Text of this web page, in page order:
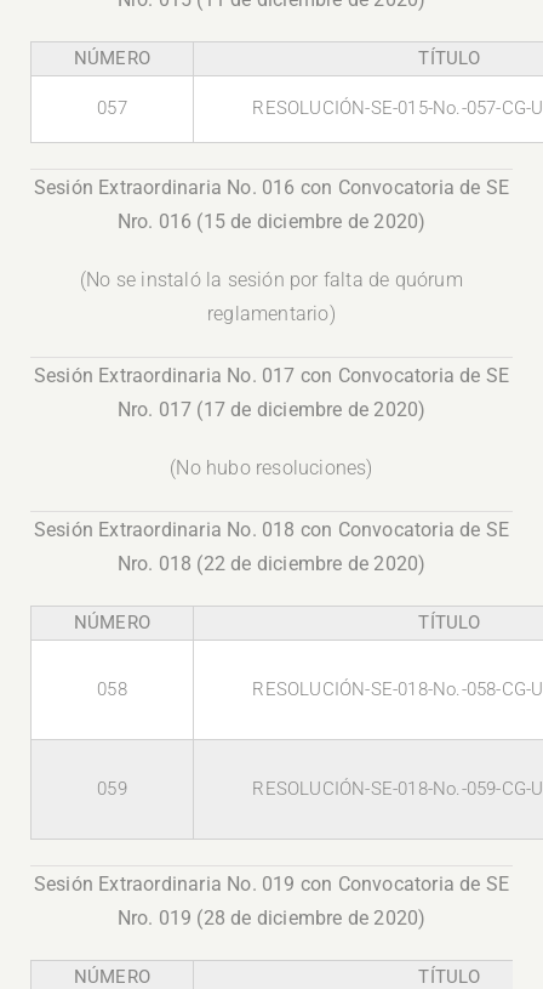
NÚMERO TÍTULO
057 RESOLUCIÓN-SE-015-No.-057-CG-
Sesión Extraordinaria No. 016 con Convocatoria de SE
Nro. 016 (15 de diciembre de 2020)
(No se instaló la sesión por falta de quórum
reglamentario)
Sesión Extraordinaria No. 017 con Convocatoria de SE
Nro. 017 (17 de diciembre de 2020)
(No hubo resoluciones)
Sesión Extraordinaria No. 018 con Convocatoria de SE
Nro. 018 (22 de diciembre de 2020)
NÚMERO TÍTULO
058 RESOLUCIÓN-SE-018-No.-058-CG-
059 RESOLUCIÓN-SE-018-No.-059-CG-
Sesión Extraordinaria No. 019 con Convocatoria de SE
Nro. 019 (28 de diciembre de 2020)
NÚMERO TÍTULO